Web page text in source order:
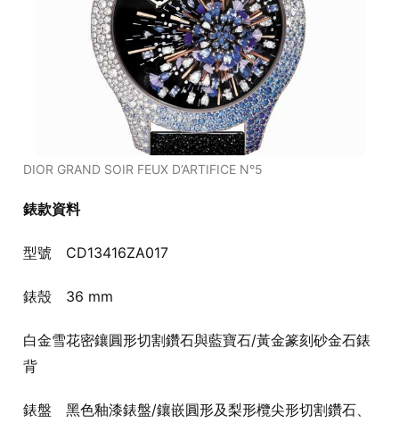
DIOR GRAND SOIR FEUX D’ARTIFICE N°5
錶款資料
型號 CD13416ZA017
錶殼 36 mm
白金雪花密鑲圓形切割鑽石與藍寶石/黃金篆刻砂金石錶
背
錶盤 黑色釉漆錶盤/鑲嵌圓形及梨形欖尖形切割鑽石、